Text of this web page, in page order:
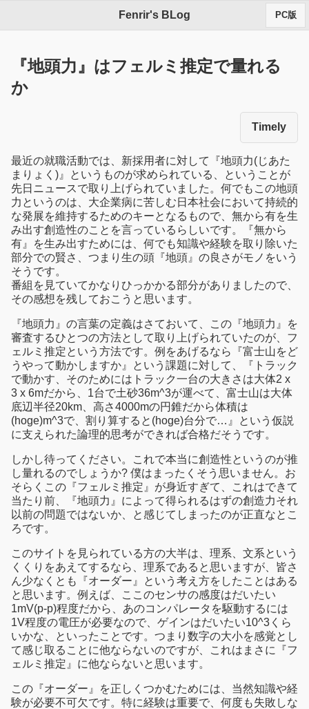
Fenrir's BLog PC版
『地頭力』はフェルミ推定で量れる
か
Timely
最近の就職活動では、新採用者に対して『地頭力(じあた
まりょく)』というものが求められている、ということが
先日ニュースで取り上げられていました。何でもこの地頭
力というのは、大企業病に苦しむ日本社会において持続的
な発展を維持するためのキーとなるもので、無から有を生
み出す創造性のことを言っているらしいです。『無から
有』を生み出すためには、何でも知識や経験を取り除いた
部分での賢さ、つまり生の頭『地頭』の良さがモノをいう
そうです。
番組を見ていてかなりひっかかる部分がありましたので、
その感想を残しておこうと思います。
『地頭力』の言葉の定義はさておいて、この『地頭力』を
審査するひとつの方法として取り上げられていたのが、フ
ェルミ推定という方法です。例をあげるなら『富士山をど
うやって動かしますか』という課題に対して、『トラック
で動かす、そのためにはトラック一台の大きさは大体2 x
3 x 6mだから、1台で土砂36m^3が運べて、富士山は大体
底辺半径20km、高さ4000mの円錐だから体積は
(hoge)m^3で、割り算すると(hoge)台分で…』という仮説
に支えられた論理的思考ができれば合格だそうです。
しかし待ってください。これで本当に創造性というのが推
し量れるのでしょうか? 僕はまったくそう思いません。お
そらくこの『フェルミ推定』が身近すぎて、これはできて
当たり前、『地頭力』によって得られるはずの創造力それ
以前の問題ではないか、と感じてしまったのが正直なとこ
ろです。
このサイトを見られている方の大半は、理系、文系という
くくりをあえてするなら、理系であると思いますが、皆さ
ん少なくとも『オーダー』という考え方をしたことはある
と思います。例えば、ここのセンサの感度はだいたい
1mV(p-p)程度だから、あのコンパレータを駆動するには
1V程度の電圧が必要なので、ゲインはだいたい10^3くら
いかな、といったことです。つまり数字の大小を感覚とし
て感じ取ることに他ならないのですが、これはまさに『フ
ェルミ推定』に他ならないと思います。
この『オーダー』を正しくつかむためには、当然知識や経
験が必要不可欠です。特に経験は重要で、何度も失敗しな